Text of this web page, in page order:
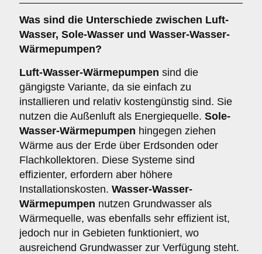
Was sind die Unterschiede zwischen Luft-
Wasser, Sole-Wasser und Wasser-Wasser-
Wärmepumpen?
Luft-Wasser-Wärmepumpen sind die
gängigste Variante, da sie einfach zu
installieren und relativ kostengünstig sind. Sie
nutzen die Außenluft als Energiequelle. Sole-
Wasser-Wärmepumpen hingegen ziehen
Wärme aus der Erde über Erdsonden oder
Flachkollektoren. Diese Systeme sind
effizienter, erfordern aber höhere
Installationskosten. Wasser-Wasser-
Wärmepumpen nutzen Grundwasser als
Wärmequelle, was ebenfalls sehr effizient ist,
jedoch nur in Gebieten funktioniert, wo
ausreichend Grundwasser zur Verfügung steht.